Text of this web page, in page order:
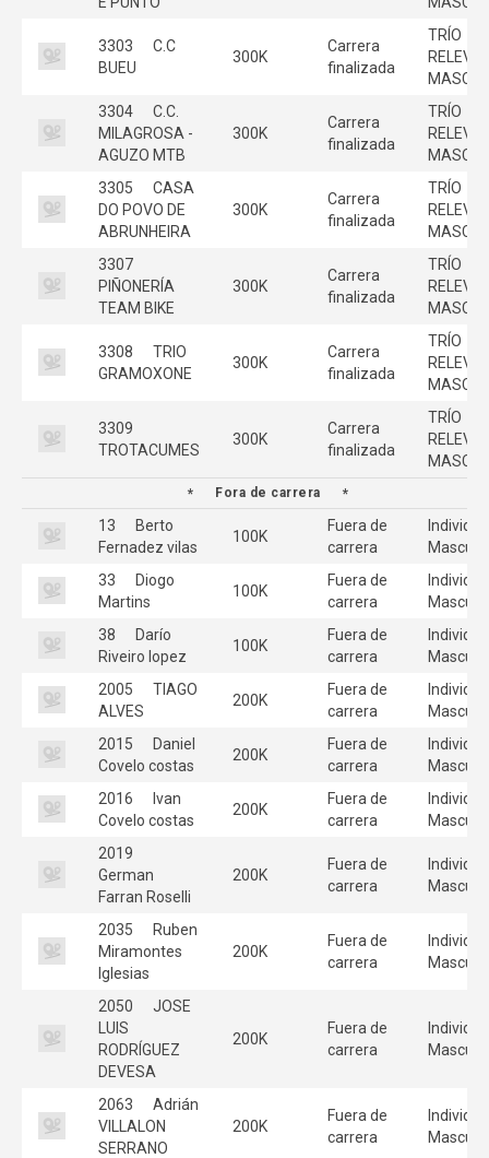
3303
C.C
BUEU
300K
Carrera
finalizada
TRÍO
RELEVO
MASC
3304
C.C.
MILAGROSA -
AGUZO MTB
300K
Carrera
finalizada
TRÍO
RELEVO
MASC
3305
CASA
DO POVO DE
ABRUNHEIRA
300K
Carrera
finalizada
TRÍO
RELEVO
MASC
3307
PIÑONERÍA
TEAM BIKE
300K
Carrera
finalizada
TRÍO
RELEVO
MASC
3308
TRIO
GRAMOXONE
300K
Carrera
finalizada
TRÍO
RELEVO
MASC
3309
TROTACUMES
300K
Carrera
finalizada
TRÍO
RELEVO
MASC
Fora de carrera
13
Berto
Fernadez vilas
100K
Fuera de
carrera
33
Diogo
Martins
100K
Fuera de
carrera
38
Darío
Riveiro lopez
100K
Fuera de
carrera
2005
TIAGO
ALVES
200K
Fuera de
carrera
2015
Daniel
Covelo costas
200K
Fuera de
carrera
2016
Ivan
Covelo costas
200K
Fuera de
carrera
2019
German
Farran Roselli
200K
Fuera de
carrera
2035
Ruben
Miramontes
Iglesias
200K
Fuera de
carrera
2050
JOSE
LUIS
RODRÍGUEZ
DEVESA
200K
Fuera de
carrera
2063
Adrián
VILLALON
SERRANO
200K
Fuera de
carrera